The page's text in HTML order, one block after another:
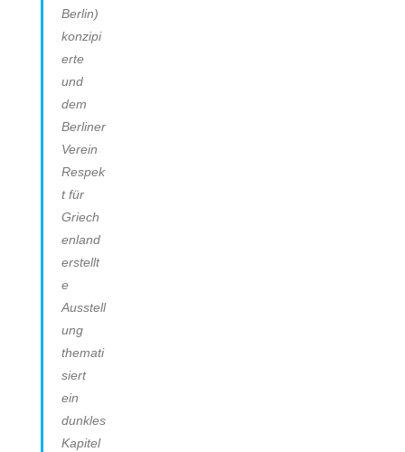
Berlin)
konzipi
erte
und
dem
Berliner
Verein
Respek
t für
Griech
enland
erstellt
e
Ausstell
ung
themati
siert
ein
dunkles
Kapitel